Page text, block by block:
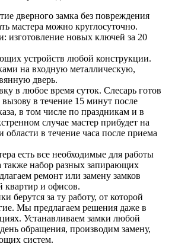
дверного замка без повреждения
мастера можно круглосуточно.
изготовление новых ключей за 20
устройств любой конструкции.
на входную металлическую,
дверь.
в любое время суток. Слесарь готов
вызову в течение 15 минут после
в том числе по праздникам и в
случае мастер прибудет на
области в течение часа после приема
есть все необходимые для работы
также набор разных запирающих
ремонт или замену замков
квартир и офисов.
берутся за ту работу, от которой
Мы предлагаем решения даже в
Устанавливаем замки любой
обращения, производим замену,
систем.